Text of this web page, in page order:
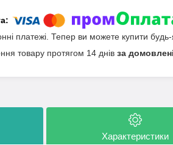
платежі. Тепер ви можете купити
товару протягом 14 днів за
Характеристики